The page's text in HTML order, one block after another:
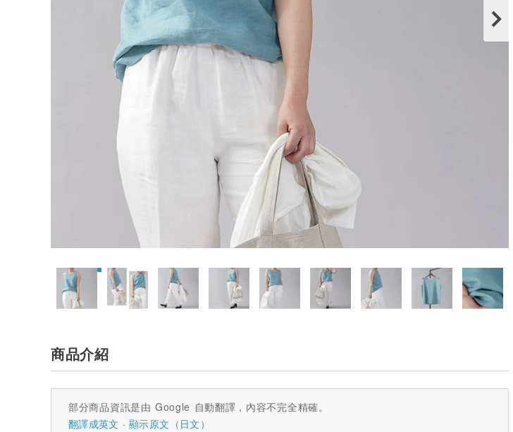
商品介紹
部分商品資訊是由 Google 自動翻譯，內容不完全精確。
翻譯成英文
顯示原文（日文）